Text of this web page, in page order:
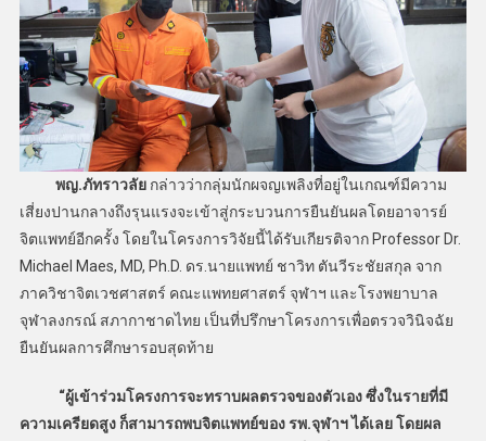
พญ.ภัทราวลัยกล่าวว่ากลุ่มนักผจญเพลิงที่อยู่ในเกณฑ์มีความ
เสี่ยงปานกลางถึงรุนแรงจะเข้าสู่กระบวนการยืนยันผลโดยอาจารย์
จิตแพทย์อีกครั้ง โดยในโครงการวิจัยนี้ได้รับเกียรติจาก Professor Dr.
Michael Maes, MD, Ph.D. ดร.นายแพทย์ ชาวิท ตันวีระชัยสกุล จาก
ภาควิชาจิตเวชศาสตร์ คณะแพทยศาสตร์ จุฬาฯ และโรงพยาบาล
จุฬาลงกรณ์ สภากาชาดไทย เป็นที่ปรึกษาโครงการเพื่อตรวจวินิจฉัย
ยืนยันผลการศึกษารอบสุดท้าย
“ผู้เข้าร่วมโครงการจะทราบผลตรวจของตัวเอง ซึ่งในรายที่มี
ความเครียดสูง ก็สามารถพบจิตแพทย์ของ รพ.จุฬาฯ ได้เลย โดยผล